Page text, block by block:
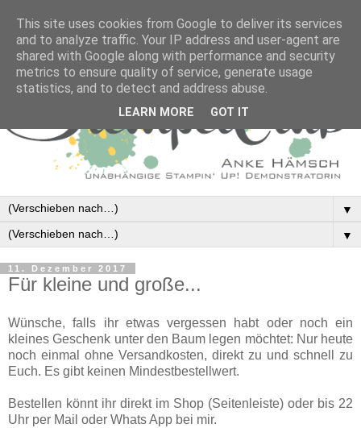
▼
▼
11. Dezember 2017
Für kleine und große...
Wünsche, falls ihr etwas vergessen habt oder noch ein
kleines Geschenk unter den Baum legen möchtet: Nur heute
noch einmal ohne Versandkosten, direkt zu und schnell zu
Euch. Es gibt keinen Mindestbestellwert.
Bestellen könnt ihr direkt im Shop (Seitenleiste) oder bis 22
Uhr per Mail oder Whats App bei mir.
This site uses cookies from Google to deliver its services
and to analyze traffic. Your IP address and user-agent are
shared with Google along with performance and security
metrics to ensure quality of service, generate usage
statistics, and to detect and address abuse.
LEARN MORE GOT IT